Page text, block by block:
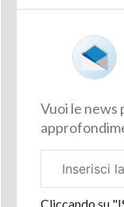
Vuoi le news
aziendale
Cliccando su